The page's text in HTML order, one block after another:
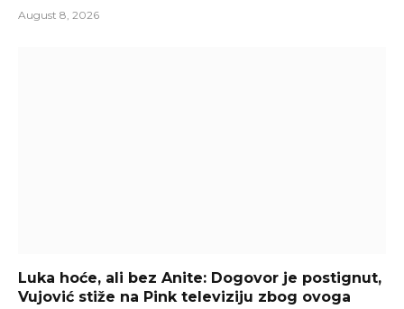
August 8, 2026
Luka hoće, ali bez Anite: Dogovor je postignut,
Vujović stiže na Pink televiziju zbog ovoga